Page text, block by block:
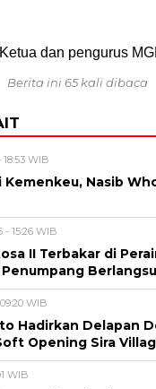
Ketua dan pengurus
Berita ini 65 kali dibaca
WIB
Kemenkeu, Nasib
15:26 WIB
II Terbakar di
Penumpang
WIB
Hadirkan Delapan
Opening Sira
WIB